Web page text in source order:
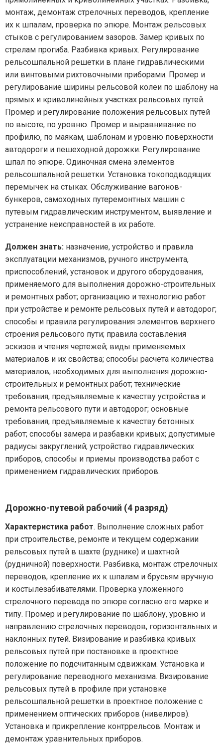
монтаж, демонтаж стрелочных переводов, крепление
их к шпалам, проверка по эпюре. Монтаж рельсовых
стыков с регулированием зазоров. Замер кривых по
стрелам прогиба. Разбивка кривых. Регулирование
рельсошпальной решетки в плане гидравлическими
или винтовыми рихтовочными приборами. Промер и
регулирование ширины рельсовой колеи по шаблону на
прямых и криволинейных участках рельсовых путей.
Промер и регулирование положения рельсовых путей
по высоте, по уровню. Промер и выравнивание по
профилю, по маякам, шаблонам и уровню поверхности
автодороги и пешеходной дорожки. Регулирование
шпал по эпюре. Одиночная смена элементов
рельсошпальной решетки. Установка токоподводящих
перемычек на стыках. Обслуживание вагонов-
бункеров, самоходных путеремонтных машин с
путевым гидравлическим инструментом, выявление и
устранение неисправностей в их работе.
Должен знать: назначение, устройство и правила
эксплуатации механизмов, ручного инструмента,
приспособлений, установок и другого оборудования,
применяемого для выполнения дорожно-строительных
и ремонтных работ; организацию и технологию работ
при устройстве и ремонте рельсовых путей и автодорог;
способы и правила регулирования элементов верхнего
строения рельсового пути; правила составления
эскизов и чтения чертежей; виды применяемых
материалов и их свойства; способы расчета количества
материалов, необходимых для выполнения дорожно-
строительных и ремонтных работ; технические
требования, предъявляемые к качеству устройства и
ремонта рельсового пути и автодорог; основные
требования, предъявляемые к качеству бетонных
работ; способы замера и разбавки кривых; допустимые
радиусы закруглений; устройство гидравлических
приборов, способы и приемы производства работ с
применением гидравлических приборов.
Дорожно-путевой рабочий (4 разряд)
Характеристика работ. Выполнение сложных работ
при строительстве, ремонте и текущем содержании
рельсовых путей в шахте (руднике) и шахтной
(рудничной) поверхности. Разбивка, монтаж стрелочных
переводов, крепление их к шпалам и брусьям вручную
и костылезабивателями. Проверка уложенного
стрелочного перевода по эпюре согласно его марке и
типу. Промер и регулирование по шаблону, уровню и
направлению стрелочных переводов, горизонтальных и
наклонных путей. Визирование и разбивка кривых
рельсовых путей при постановке в проектное
положение по подсчитанным сдвижкам. Установка и
регулирование переводного механизма. Визирование
рельсовых путей в профиле при установке
рельсошпальной решетки в проектное положение с
применением оптических приборов (нивелиров).
Установка и прикрепление контррельсов. Монтаж и
демонтаж уравнительных приборов.